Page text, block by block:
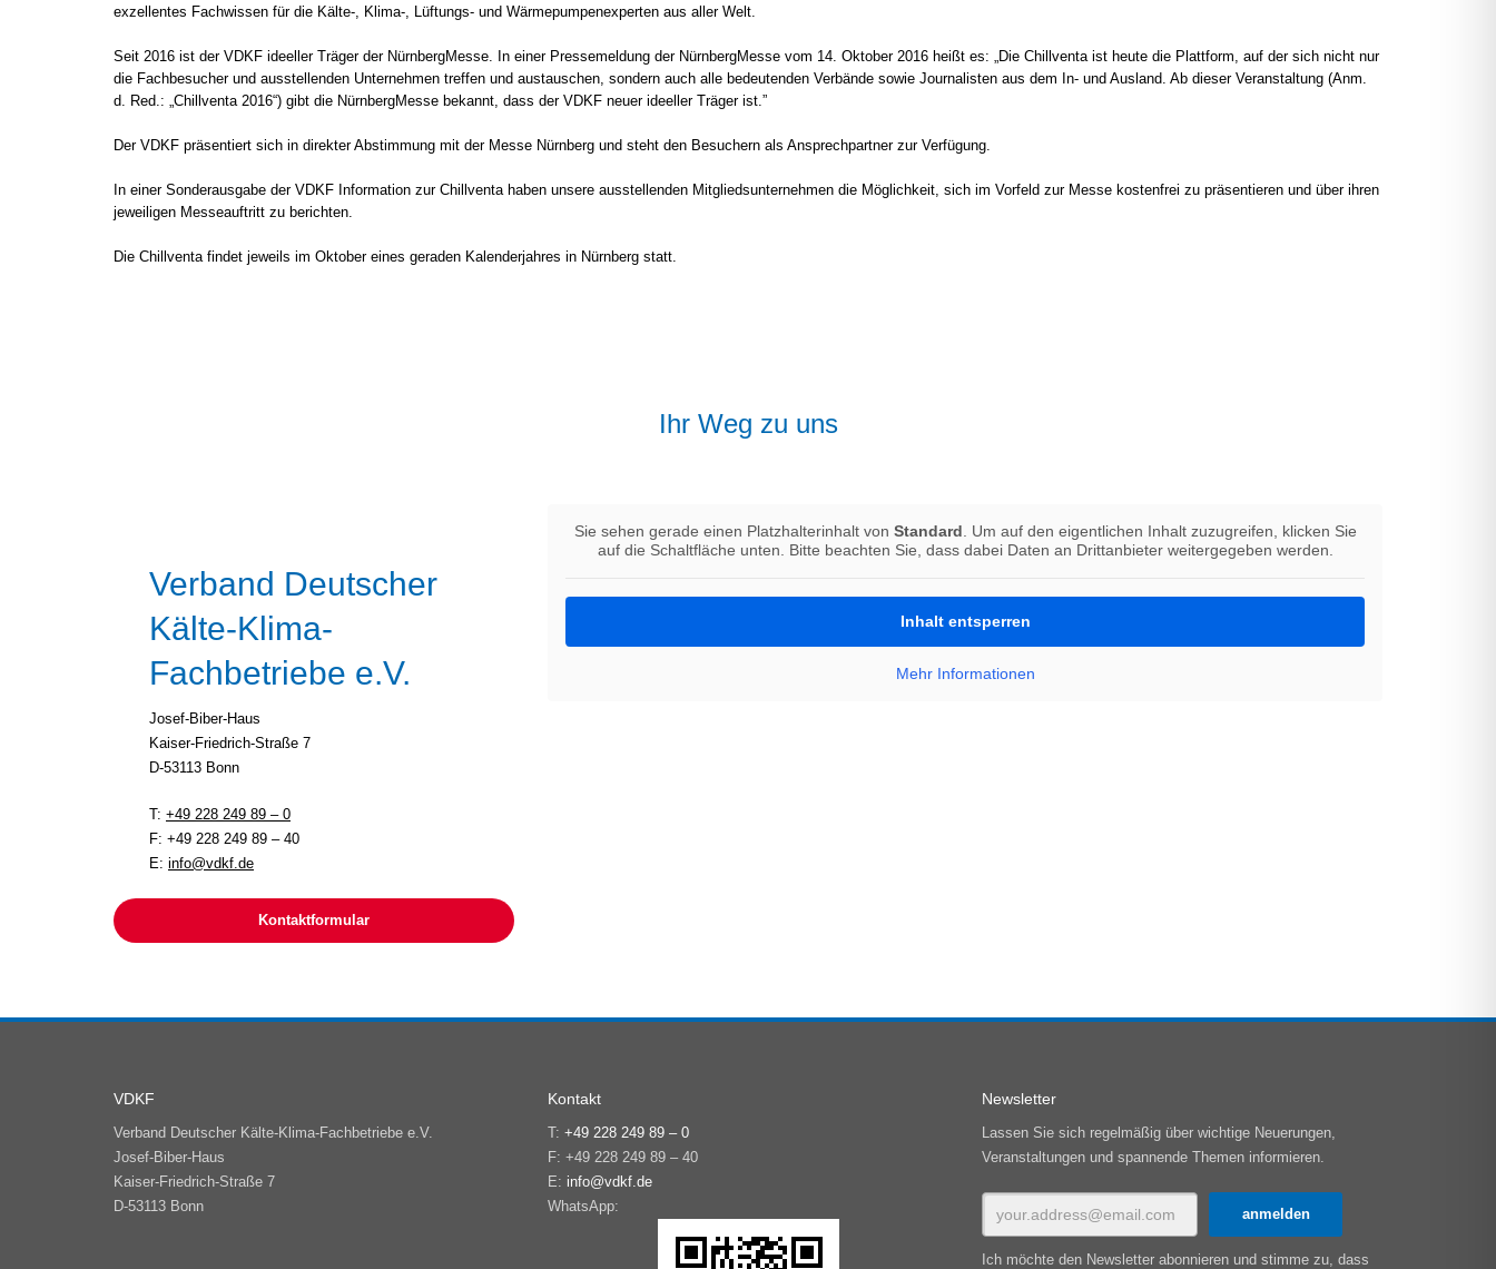
exzellentes Fachwissen für die Kälte-, Klima-, Lüftungs- und Wärmepumpenexperten aus aller Welt.
Seit 2016 ist der VDKF ideeller Träger der NürnbergMesse. In einer Pressemeldung der NürnbergMesse vom 14. Oktober 2016 heißt es: „Die Chillventa ist heute die Plattform, auf der sich nicht nur
die Fachbesucher und ausstellenden Unternehmen treffen und austauschen, sondern auch alle bedeutenden Verbände sowie Journalisten aus dem In- und Ausland. Ab dieser Veranstaltung (Anm.
d. Red.: „Chillventa 2016“) gibt die NürnbergMesse bekannt, dass der VDKF neuer ideeller Träger ist.”
Der VDKF präsentiert sich in direkter Abstimmung mit der Messe Nürnberg und steht den Besuchern als Ansprechpartner zur Verfügung.
In einer Sonderausgabe der VDKF Information zur Chillventa haben unsere ausstellenden Mitgliedsunternehmen die Möglichkeit, sich im Vorfeld zur Messe kostenfrei zu präsentieren und über ihren
jeweiligen Messeauftritt zu berichten.
Die Chillventa findet jeweils im Oktober eines geraden Kalenderjahres in Nürnberg statt.
Ihr Weg zu uns
Verband Deutscher
Kälte-Klima-
Fachbetriebe e.V.
Josef-Biber-Haus
Kaiser-Friedrich-Straße 7
D-53113 Bonn
T: +49 228 249 89 – 0
F: +49 228 249 89 – 40
E: info@vdkf.de
Kontaktformular
Sie sehen gerade einen Platzhalterinhalt von Standard . Um auf den eigentlichen Inhalt zuzugreifen, klicken Sie
auf die Schaltfläche unten. Bitte beachten Sie, dass dabei Daten an Drittanbieter weitergegeben werden.
Inhalt entsperren
Mehr Informationen
VDKF
Verband Deutscher Kälte-Klima-Fachbetriebe e.V.
Josef-Biber-Haus
Kaiser-Friedrich-Straße 7
D-53113 Bonn
Kontakt
T: +49 228 249 89 – 0
F: +49 228 249 89 – 40
E: info@vdkf.de
WhatsApp:
Newsletter
Lassen Sie sich regelmäßig über wichtige Neuerungen,
Veranstaltungen und spannende Themen informieren.
Ich möchte den Newsletter abonnieren und stimme zu, dass